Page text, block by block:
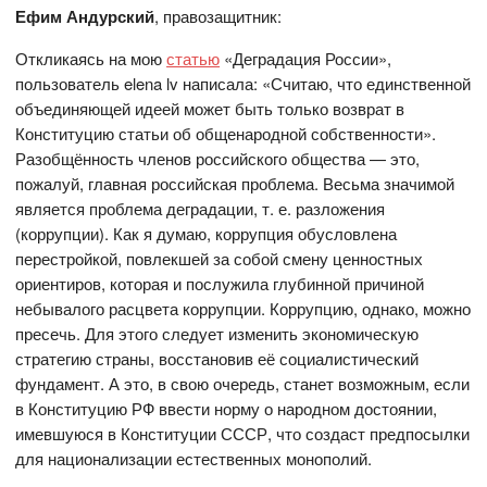
Ефим Андурский, правозащитник:
Откликаясь на моюстатью «Деградация России»,
пользователь elena lv написала: «Считаю, что единственной
объединяющей идеей может быть только возврат в
Конституцию статьи об общенародной собственности».
Разобщённость членов российского общества — это,
пожалуй, главная российская проблема. Весьма значимой
является проблема деградации, т. е. разложения
(коррупции). Как я думаю, коррупция обусловлена
перестройкой, повлекшей за собой смену ценностных
ориентиров, которая и послужила глубинной причиной
небывалого расцвета коррупции. Коррупцию, однако, можно
пресечь. Для этого следует изменить экономическую
стратегию страны, восстановив её социалистический
фундамент. А это, в свою очередь, станет возможным, если
в Конституцию РФ ввести норму о народном достоянии,
имевшуюся в Конституции СССР, что создаст предпосылки
для национализации естественных монополий.